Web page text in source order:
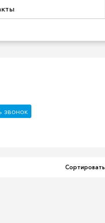
Активный отдых
звонок
Сортировать